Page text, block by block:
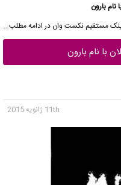
بارون
با نام بارون
11th ژانویه 2015